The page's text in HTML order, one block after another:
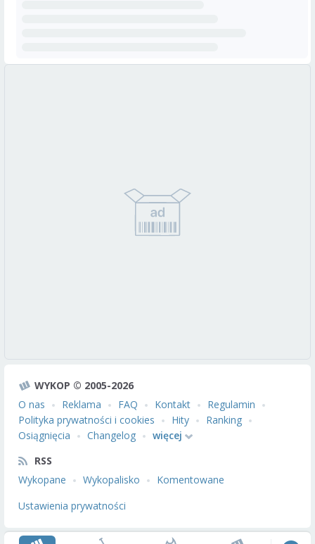
WYKOP © 2005-2026
O nas
Reklama FAQ Kontakt
Regulamin
Polityka prywatności i cookies
Hity
Ranking
Osiągnięcia
Changelog
więcej
RSS
Wykopane
Wykopalisko
Komentowane
Ustawienia prywatności